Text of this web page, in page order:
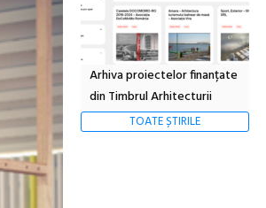
Arhiva proiectelor finanțate
din Timbrul Arhitecturii
TOATE ȘTIRILE